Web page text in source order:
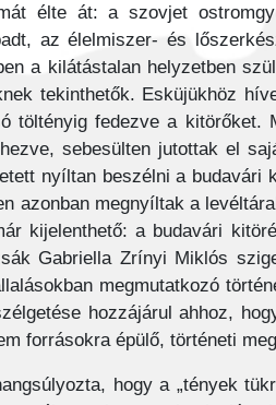
élte át: a szovjet
az élelmiszer- és
a kilátástalan helyzetben
tekinthetők. Esküjükhöz
fedezve a kitörőket.
sebesülten jutottak el
nyíltan beszélni a budavári
azonban megnyíltak a
kijelenthető: a budavári
Gabriella Zrínyi Miklós
megmutatkozó
hozzájárul ahhoz,
forrásokra épülő, történeti
hogy a „tények